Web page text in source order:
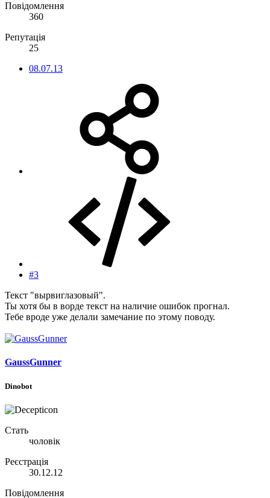
Повідомлення
360
Репутація
25
08.07.13
#3
Текст "вырвиглазовый".
Ты хотя бы в ворде текст на наличие ошибок прогнал.
Тебе вроде уже делали замечание по этому поводу.
GaussGunner
Dinobot
Стать
чоловік
Реєстрація
30.12.12
Повідомлення